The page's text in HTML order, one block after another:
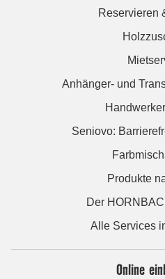
Reservieren
Anhänger- und
Seniovo:
Produkte
Der
Alle Services
Online